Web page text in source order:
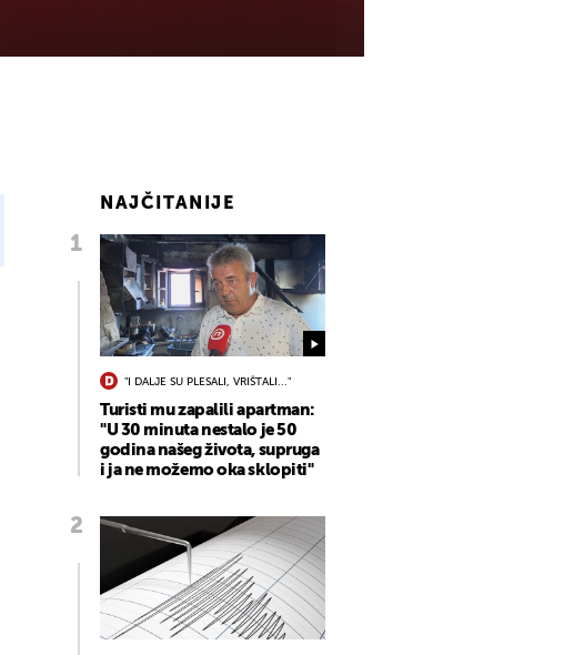
NAJČITANIJE
"I DALJE SU PLESALI, VRIŠTALI..."
Turisti mu zapalili apartman:
"U 30 minuta nestalo je 50
godina našeg života, supruga
i ja ne možemo oka sklopiti"